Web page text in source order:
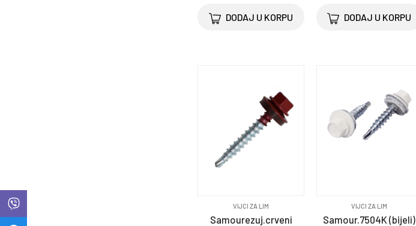
DODAJ U KORPU DODAJ U KORPU
VIJCI ZA LIM
Samourezuj.crveni
VIJCI ZA LIM
Samour.7504K (bijeli)